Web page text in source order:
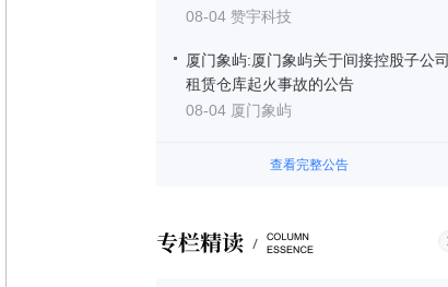
08-04 赞宇科技
厦门象屿:厦门象屿关于间接控股子公司
租赁仓库起火事故的公告
08-04 厦门象屿
查看完整公告